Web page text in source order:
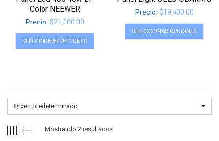
Color NEEWER
Precio: $21,000.00
SELECCIONAR OPCIONES
Este
opciones
Precio: $19,500.00
SELECCIONAR OPCIONES
Este
Orden predeterminado
Mostrando 2 resultados